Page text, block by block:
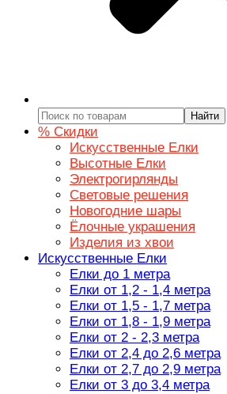
Найти
% Скидки
Искусственные Елки
Высотные Елки
Электрогирлянды
Световые решения
Новогодние шары
Ёлочные украшения
Изделия из хвои
Искусственные Елки
Елки до 1 метра
Елки от 1,2 - 1,4 метра
Елки от 1,5 - 1,7 метра
Елки от 1,8 - 1,9 метра
Елки от 2 - 2,3 метра
Елки от 2,4 до 2,6 метра
Елки от 2,7 до 2,9 метра
Елки от 3 до 3,4 метра